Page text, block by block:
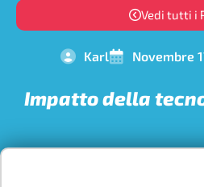
Vedi tutti i
Karl Novembre
Impatto della